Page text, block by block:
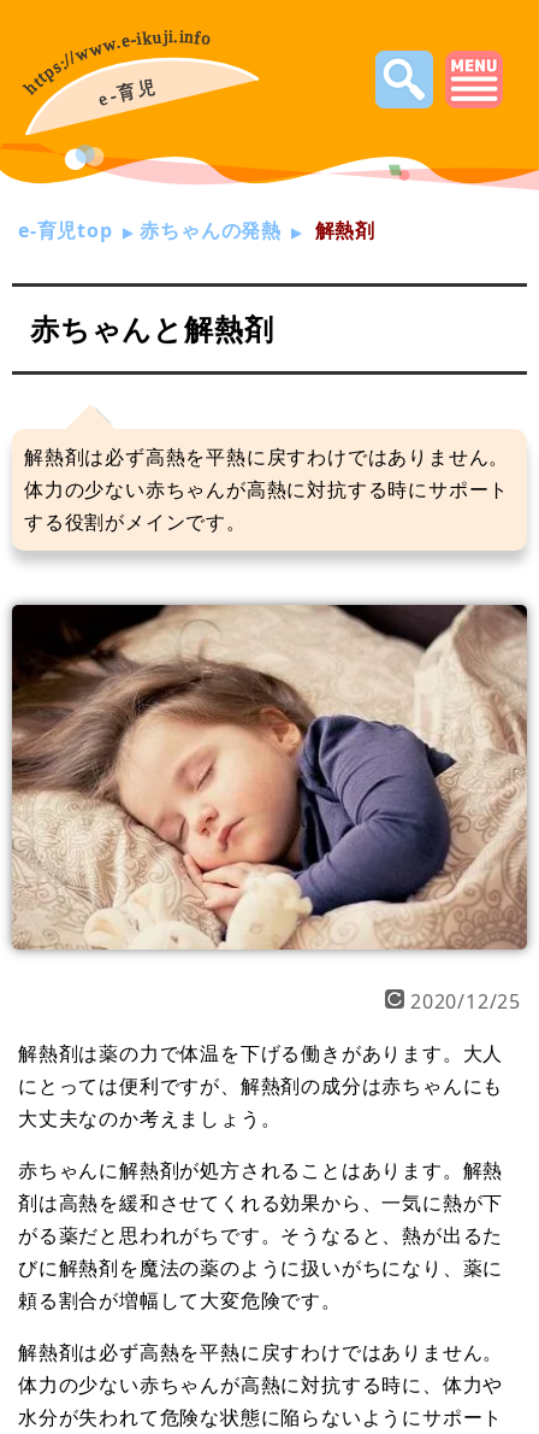
e-育児top 赤ちゃんの発熱 解熱剤
赤ちゃんと解熱剤
解熱剤は必ず高熱を平熱に戻すわけではありません。
体力の少ない赤ちゃんが高熱に対抗する時にサポート
する役割がメインです。
2020/12/25
解熱剤は薬の力で体温を下げる働きがあります。大人
にとっては便利ですが、解熱剤の成分は赤ちゃんにも
大丈夫なのか考えましょう。
赤ちゃんに解熱剤が処方されることはあります。解熱
剤は高熱を緩和させてくれる効果から、一気に熱が下
がる薬だと思われがちです。そうなると、熱が出るた
びに解熱剤を魔法の薬のように扱いがちになり、薬に
頼る割合が増幅して大変危険です。
解熱剤は必ず高熱を平熱に戻すわけではありません。
体力の少ない赤ちゃんが高熱に対抗する時に、体力や
水分が失われて危険な状態に陥らないようにサポート